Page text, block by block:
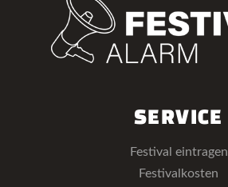
SERVICE
Festival eintragen
Festivalkosten